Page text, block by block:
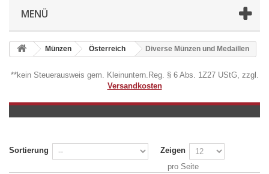
MENÜ
Münzen Österreich Diverse Münzen und Medaillen
**kein Steuerausweis gem. Kleinuntern.Reg. § 6 Abs. 1Z27 UStG, zzgl.
Versandkosten
Sortierung
Zeigen
pro Seite